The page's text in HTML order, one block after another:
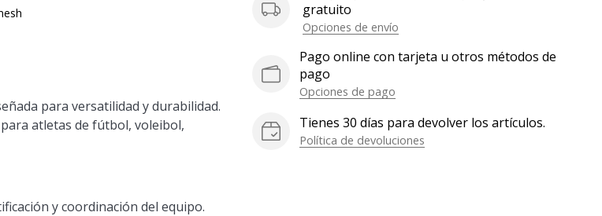
gratuito
Opciones de envío
Pago online con tarjeta u otros métodos de
pago
Opciones de pago
Tienes 30 días para devolver los artículos.
Política de devoluciones
para versatilidad y durabilidad.
atletas de fútbol, voleibol,
y coordinación del equipo.